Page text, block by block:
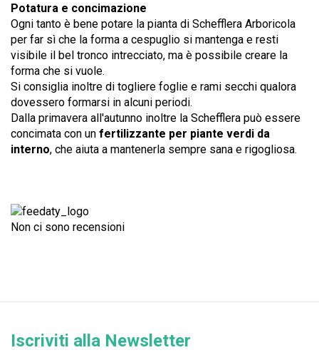
Potatura e concimazione
Ogni tanto è bene potare la pianta di Schefflera Arboricola
per far sì che la forma a cespuglio si mantenga e resti
visibile il bel tronco intrecciato, ma è possibile creare la
forma che si vuole.
Si consiglia inoltre di togliere foglie e rami secchi qualora
dovessero formarsi in alcuni periodi.
Dalla primavera all'autunno inoltre la Schefflera può essere
concimata con un fertilizzante per piante verdi da
interno, che aiuta a mantenerla sempre sana e rigogliosa.
Non ci sono recensioni
Iscriviti alla Newsletter